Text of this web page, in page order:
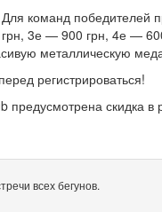
команд победителей
3е — 900 грн, 4е —
металлическую
регистрироваться!
предусмотрена скидка
всех бегунов.